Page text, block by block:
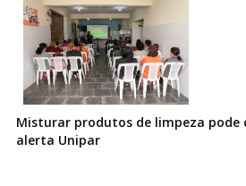
Misturar produtos de limpeza pode
alerta Unipar